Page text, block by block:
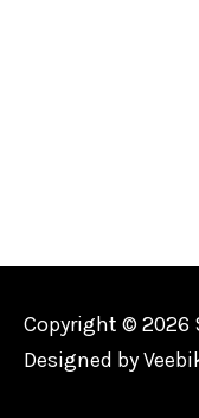
Copyright © 2026
Designed by